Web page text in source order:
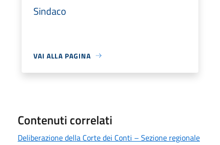
Sindaco
VAI ALLA PAGINA
Contenuti correlati
Deliberazione della Corte dei Conti – Sezione regionale